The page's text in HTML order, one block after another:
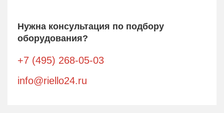
Нужна консультация по подбору
оборудования?
+7 (495) 268-05-03
info@riello24.ru